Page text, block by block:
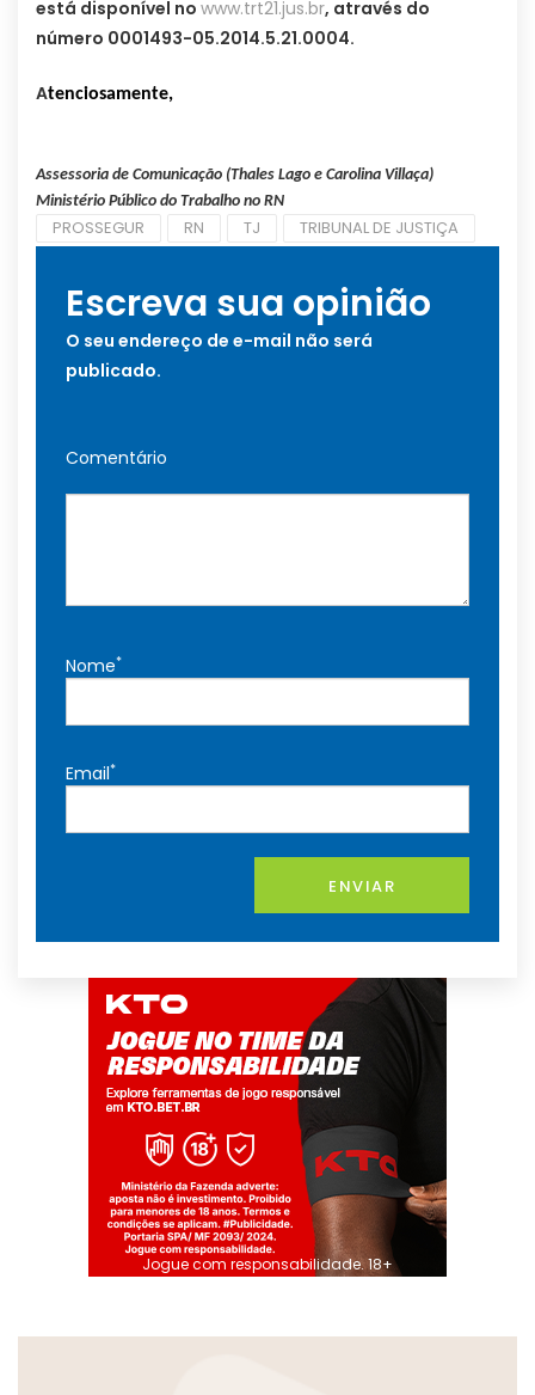
está disponível no www.trt21.jus.br, através do
número 0001493-05.2014.5.21.0004.
Atenciosamente,
Assessoria de Comunicação (Thales Lago e Carolina Villaça)
Ministério Público do Trabalho no RN
PROSSEGUR RN TJ TRIBUNAL DE JUSTIÇA
Escreva sua opinião
O seu endereço de e-mail não será
publicado.
Comentário
Nome*
Email*
ENVIAR
Jogue com responsabilidade. 18+